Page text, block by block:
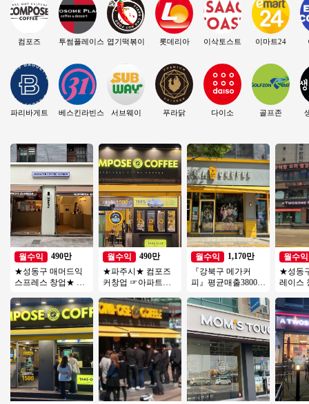
컴포즈
파리바게트
투썸플레이스
베스킨라빈스
엽기떡볶이
서브웨이
롯데리아
푸라닭
이삭토스트
다이소
이마트24
골프존
월수익
490만
★성동구 매머드익
스프레스 창업★ 성
차이 없이 꾸준한 매
장
월수익
490만
★파주시★ 컴포즈
커창업 ☞아파트대
많은 상권 월순익
600만
월수익
1,170만
『강북구 메가커
피』평균매출3800만
익/초보/여성창업★
월수익
★성동
레이스
매장